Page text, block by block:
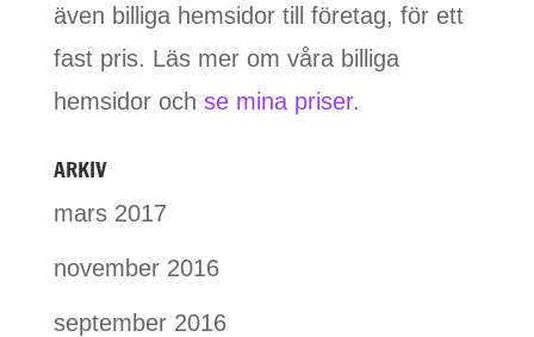
även billiga hemsidor till företag, för ett
fast pris. Läs mer om våra billiga
hemsidor och se mina priser.
ARKIV
mars 2017
november 2016
september 2016